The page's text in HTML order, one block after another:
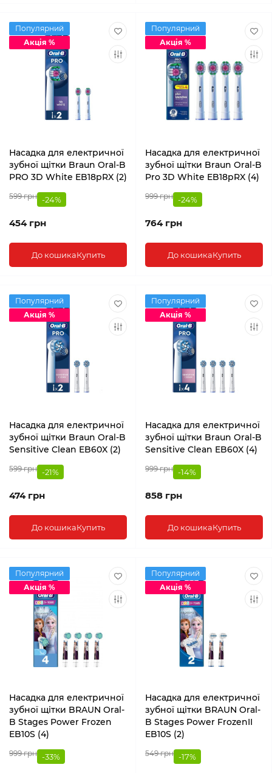
Популярний
Акція %
Насадка для електричної
зубної щітки Braun Oral-B
PRO 3D White EB18pRX (2)
599 грн -24%
454 грн
До кошикаКупить
Популярний
Акція %
Насадка для електричної
зубної щітки Braun Oral-B
Pro 3D White EB18pRX (4)
999 грн -24%
764 грн
До кошикаКупить
Популярний
Акція %
Насадка для електричної
зубної щітки Braun Oral-B
Sensitive Clean EB60X (2)
599 грн -21%
474 грн
До кошикаКупить
Популярний
Акція %
Насадка для електричної
зубної щітки Braun Oral-B
Sensitive Clean EB60X (4)
999 грн -14%
858 грн
До кошикаКупить
Популярний
Акція %
Насадка для електричної
зубної щітки BRAUN Oral-
B Stages Power Frozen
EB10S (4)
999 грн -33%
Популярний
Акція %
Насадка для електричної
зубної щітки BRAUN Oral-
B Stages Power FrozenII
EB10S (2)
549 грн -17%